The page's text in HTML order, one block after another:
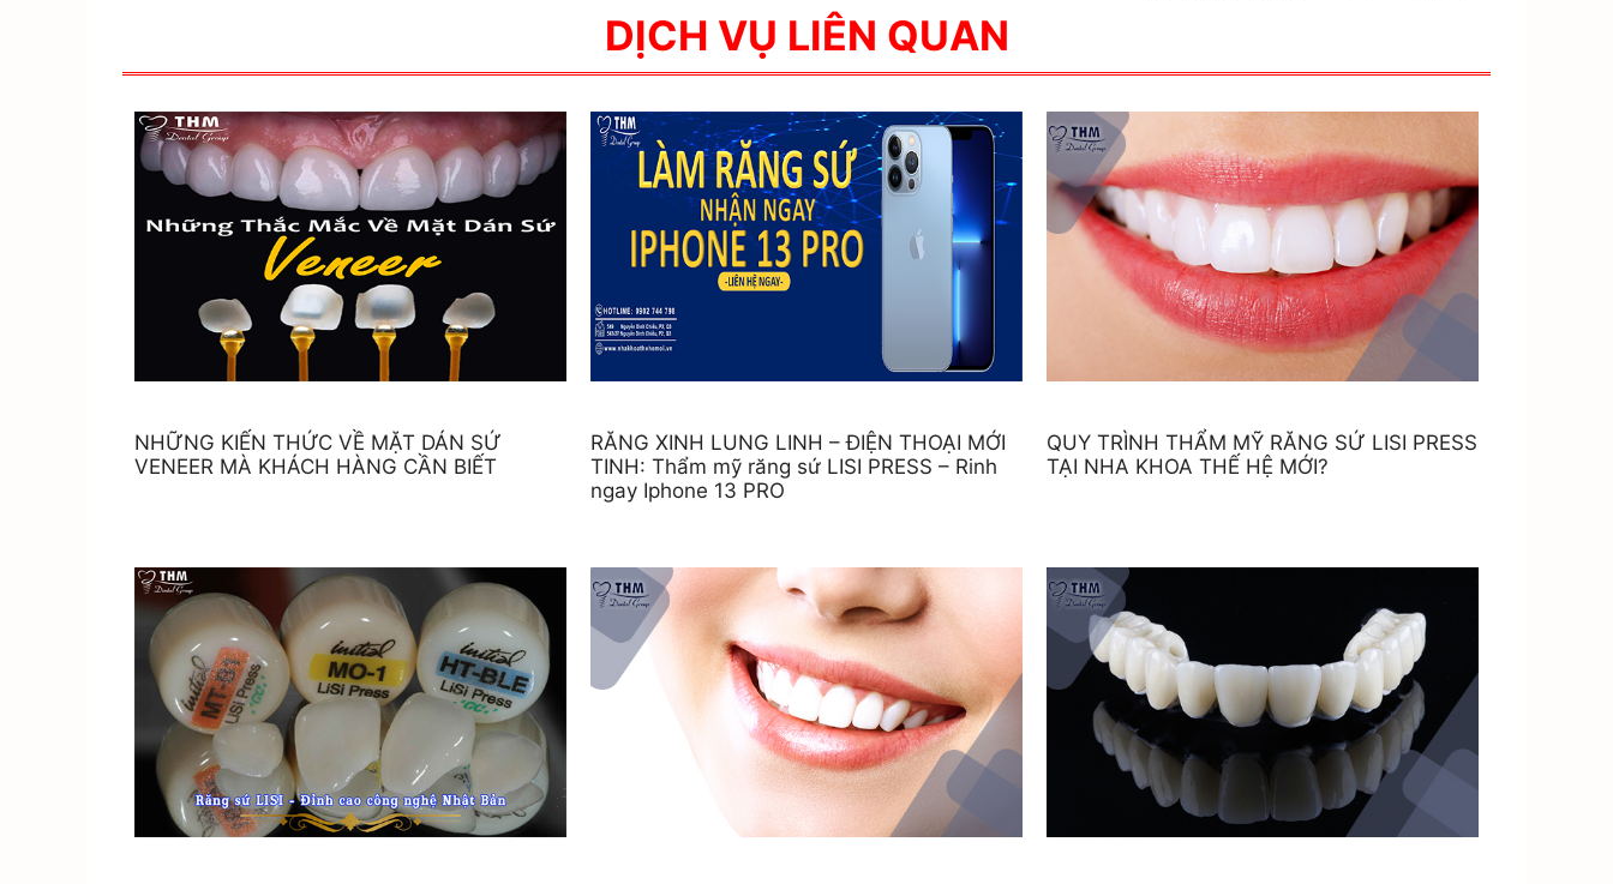
DỊCH VỤ LIÊN QUAN
NHỮNG KIẾN THỨC VỀ MẶT DÁN SỨ
VENEER MÀ KHÁCH HÀNG CẦN BIẾT
RĂNG XINH LUNG LINH – ĐIỆN THOẠI MỚI
TINH: Thẩm mỹ răng sứ LISI PRESS – Rinh
ngay Iphone 13 PRO
QUY TRÌNH THẨM MỸ RĂNG SỨ LISI PRESS
TẠI NHA KHOA THẾ HỆ MỚI?